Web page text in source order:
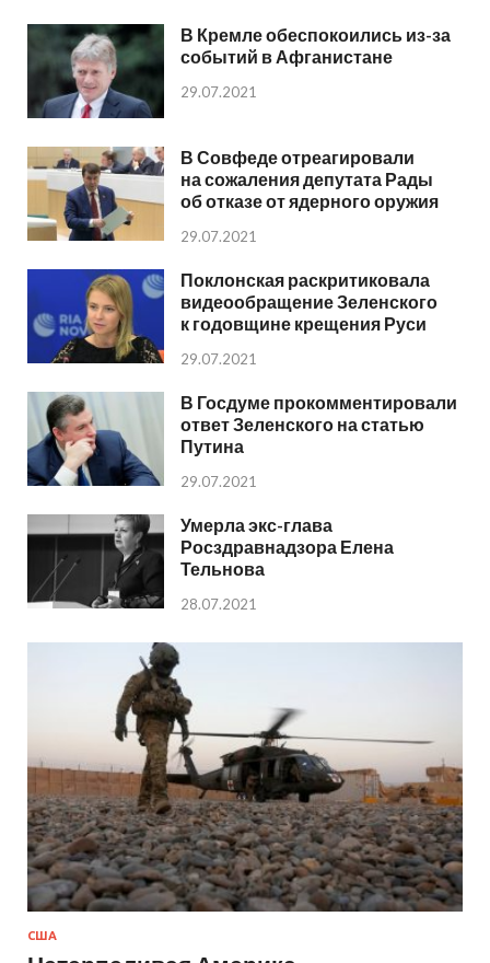
В Кремле обеспокоились из-за
событий в Афганистане
29.07.2021
В Совфеде отреагировали
на сожаления депутата Рады
об отказе от ядерного оружия
29.07.2021
Поклонская раскритиковала
видеообращение Зеленского
к годовщине крещения Руси
29.07.2021
В Госдуме прокомментировали
ответ Зеленского на статью
Путина
29.07.2021
Умерла экс-глава
Росздравнадзора Елена
Тельнова
28.07.2021
США